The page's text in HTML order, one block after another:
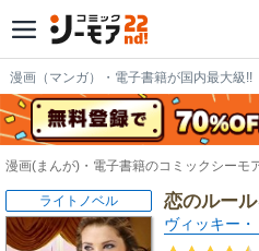
漫画（マンガ）・電子書籍が国内最大級!!
漫画(まんが)・電子書籍のコミックシーモ
恋のルー
ヴィッキー
ライトノベル